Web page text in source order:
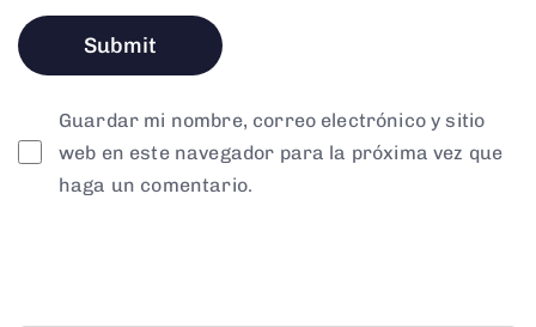
Guardar mi nombre, correo electrónico y sitio
web en este navegador para la próxima vez que
haga un comentario.